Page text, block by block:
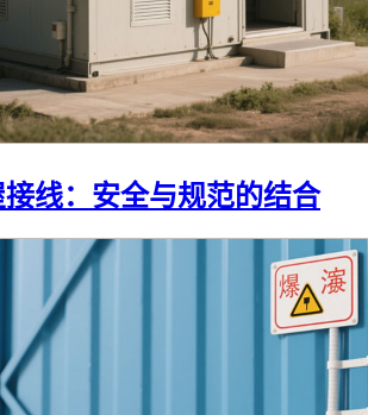
接线：安全与规范的结合